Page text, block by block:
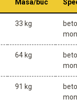
Masa/buc
33 kg
64 kg
91 kg